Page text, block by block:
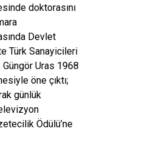
doktorasını
Devlet
Türk Sanayicileri
Uras 1968
öne çıktı;
günlük
Ödülü’ne